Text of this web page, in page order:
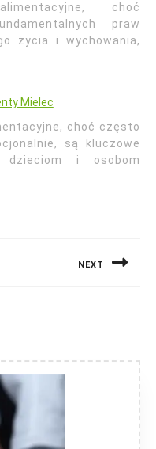
choć
praw
życia i wychowania,
Mielec
choć często
są kluczowe
dzieciom i osobom
NEXT